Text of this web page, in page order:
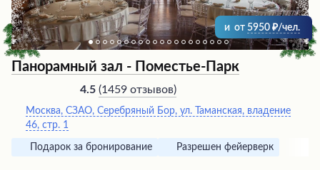
и от 5950 /чел.
Панорамный зал - Поместье-Парк
4.5 (1459 отзывов)
Москва, СЗАО, Серебряный Бор, ул. Таманская, владение
46, стр. 1
Подарок за бронирование Разрешен фейерверк